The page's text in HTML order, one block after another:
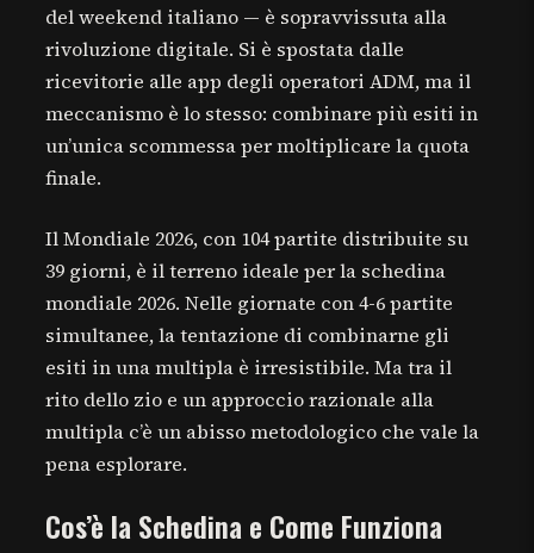
del weekend italiano — è sopravvissuta alla
rivoluzione digitale. Si è spostata dalle
ricevitorie alle app degli operatori ADM, ma il
meccanismo è lo stesso: combinare più esiti in
un’unica scommessa per moltiplicare la quota
finale.
Il Mondiale 2026, con 104 partite distribuite su
39 giorni, è il terreno ideale per la schedina
mondiale 2026. Nelle giornate con 4-6 partite
simultanee, la tentazione di combinarne gli
esiti in una multipla è irresistibile. Ma tra il
rito dello zio e un approccio razionale alla
multipla c’è un abisso metodologico che vale la
pena esplorare.
Cos’è la Schedina e Come Funziona